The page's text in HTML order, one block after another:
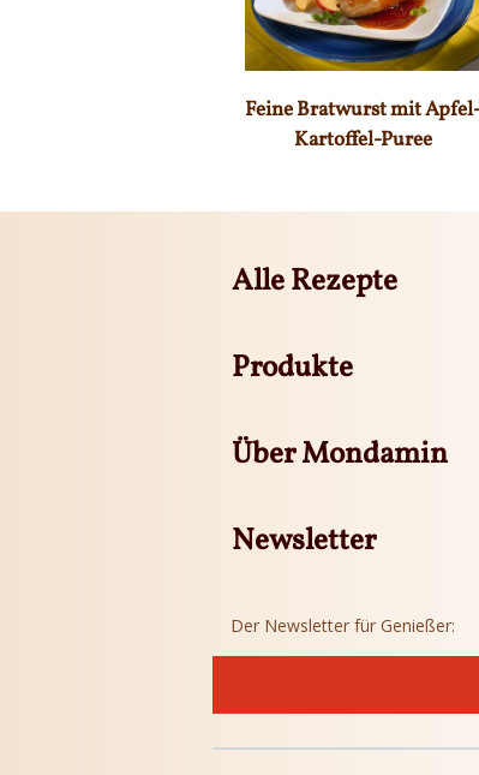
Feine Bratwurst mit
Kartoffel-Puree
Alle Rezepte
Produkte
Über Mondamin
Newsletter
Der Newsletter für Genießer: